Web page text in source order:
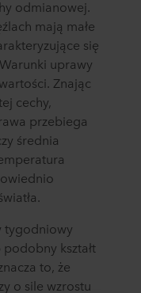
odmianowej.
mają małe
się
uprawy
Znając
cechy,
przebiega
średnia
tygodniowy
kształt
to, że
o sile wzrostu